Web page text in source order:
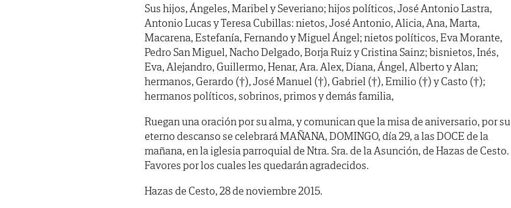
Sus hijos, Ángeles, Maribel y Severiano; hijos políticos, José Antonio Lastra,
Antonio Lucas y Teresa Cubillas: nietos, José Antonio, Alicia, Ana, Marta,
Macarena, Estefanía, Fernando y Miguel Ángel; nietos políticos, Eva Morante,
Pedro San Miguel, Nacho Delgado, Borja Ruiz y Cristina Sainz; bisnietos, Inés,
Eva, Alejandro, Guillermo, Henar, Ara. Alex, Diana, Ángel, Alberto y Alan;
hermanos, Gerardo (†), José Manuel (†), Gabriel (†), Emilio (†) y Casto (†);
hermanos políticos, sobrinos, primos y demás familia,
Ruegan una oración por su alma, y comunican que la misa de aniversario, por su
eterno descanso se celebrará MAÑANA, DOMINGO, día 29, a las DOCE de la
mañana, en la iglesia parroquial de Ntra. Sra. de la Asunción, de Hazas de Cesto.
Favores por los cuales les quedarán agradecidos.
Hazas de Cesto, 28 de noviembre 2015.